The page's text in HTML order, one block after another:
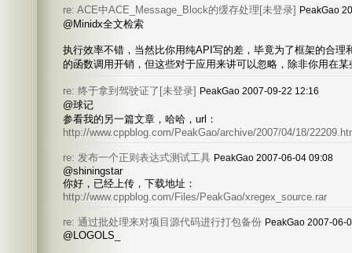
re: ACE中ACE_Message_Block的缓存处理[未登录] PeakGao
@Minidx全文检索
执行效率不错，当然比你用纯API写的差，毕竟为了框架的合理
的函数调用开销，但这些对于应用来讲可以忽略，除非你用在
re: 终于拿到驾驶证了[未登录] PeakGao 2007-09-22 12:16
@球记
参看我的另一篇文章，哈哈，url：
http://www.cppblog.com/PeakGao/archive/2007/04/18/
re: 发布一个正则表达式测试工具 PeakGao 2007-06-04 09:08
@shiningstar
你好，已经上传，下载地址：
http://www.cppblog.com/Files/PeakGao/xregex_source.rar
re: 通过批处理来对项目源代码进行打包备份 PeakGao 2007-06-
@LOGOLS_